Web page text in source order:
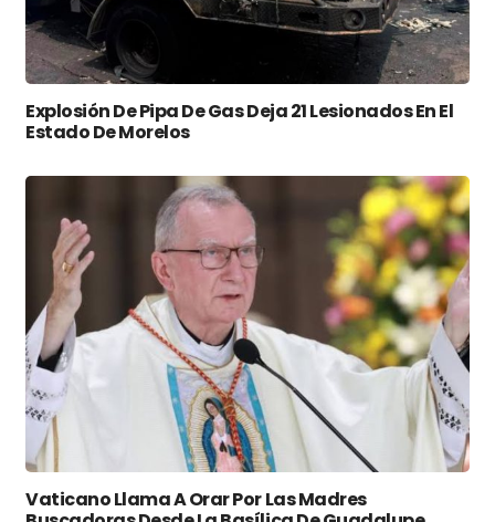
Explosión De Pipa De Gas Deja 21 Lesionados En El
Estado De Morelos
Vaticano Llama A Orar Por Las Madres